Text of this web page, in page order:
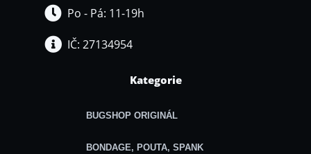
Po - Pá: 11-19h
IČ: 27134954
Kategorie
BUGSHOP ORIGINÁL
BONDAGE, POUTA, SPANK